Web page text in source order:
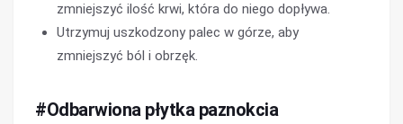
zmniejszyć ilość krwi, która do niego dopływa.
Utrzymuj uszkodzony palec w górze, aby
zmniejszyć ból i obrzęk.
#Odbarwiona płytka paznokcia